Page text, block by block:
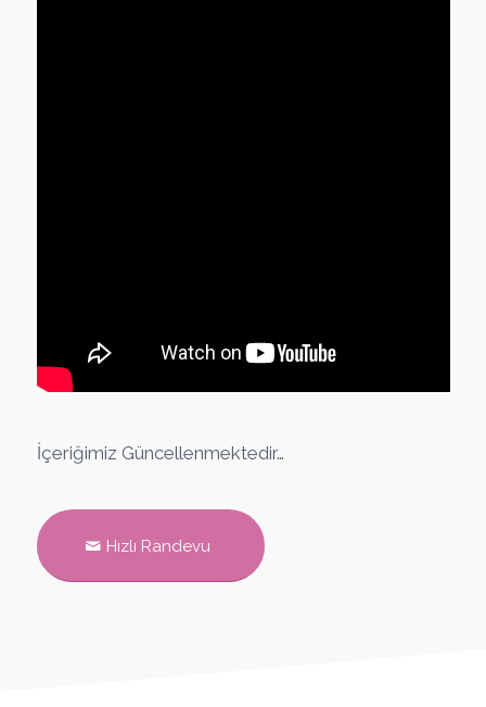
İçeriğimiz Güncellenmektedir…
Hızlı Randevu